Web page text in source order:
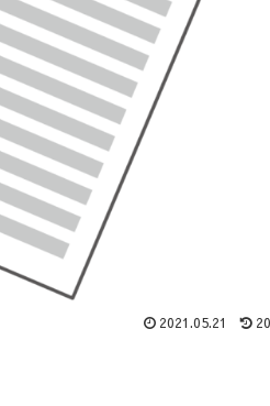
2021.05.21